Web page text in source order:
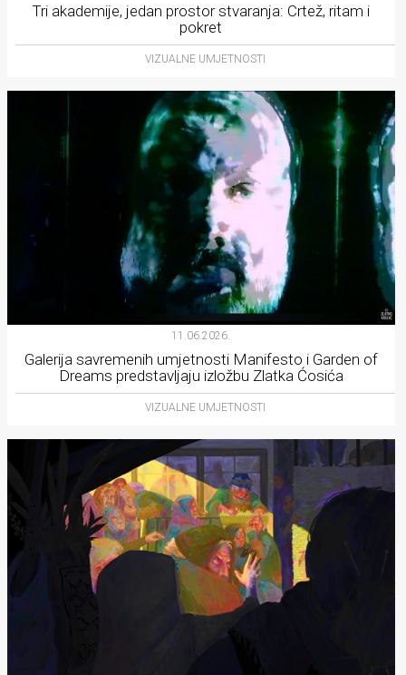
Tri akademije, jedan prostor stvaranja: Crtež, ritam i
pokret
VIZUALNE UMJETNOSTI
11.06.2026.
Galerija savremenih umjetnosti Manifesto i Garden of
Dreams predstavljaju izložbu Zlatka Ćosića
VIZUALNE UMJETNOSTI